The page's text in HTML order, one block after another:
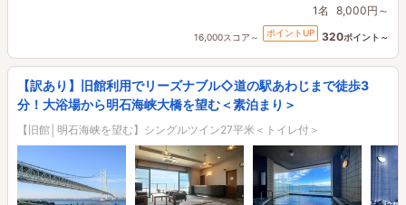
1名 8,000円～
16,000スコア～ ポイントUP 320ポイント～
【訳あり】旧館利用でリーズナブル◇道の駅あわじまで徒歩3
分！大浴場から明石海峡大橋を望む＜素泊まり＞
【旧館│明石海峡を望む】シングルツイン27平米＜トイレ付＞